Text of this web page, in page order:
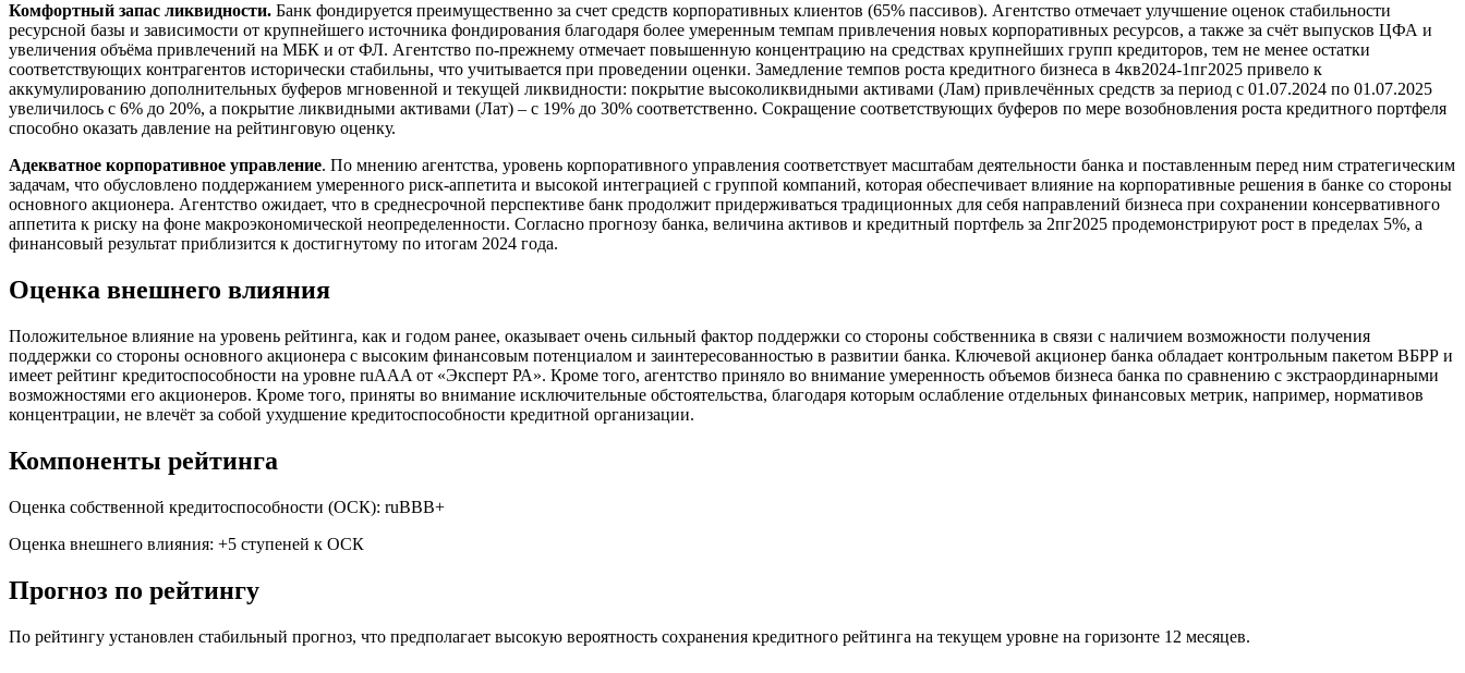
Комфортный запас ликвидности. Банк фондируется преимущественно за счет средств корпоративных клиентов (65% пассивов). Агентство отмечает улучшение оценок стабильности
ресурсной базы и зависимости от крупнейшего источника фондирования благодаря более умеренным темпам привлечения новых корпоративных ресурсов, а также за счёт выпусков ЦФА и
увеличения объёма привлечений на МБК и от ФЛ. Агентство по-прежнему отмечает повышенную концентрацию на средствах крупнейших групп кредиторов, тем не менее остатки
соответствующих контрагентов исторически стабильны, что учитывается при проведении оценки. Замедление темпов роста кредитного бизнеса в 4кв2024-1пг2025 привело к
аккумулированию дополнительных буферов мгновенной и текущей ликвидности: покрытие высоколиквидными активами (Лам) привлечённых средств за период с 01.07.2024 по 01.07.2025
увеличилось с 6% до 20%, а покрытие ликвидными активами (Лат) – с 19% до 30% соответственно. Сокращение соответствующих буферов по мере возобновления роста кредитного портфеля
способно оказать давление на рейтинговую оценку.
Адекватное корпоративное управление. По мнению агентства, уровень корпоративного управления соответствует масштабам деятельности банка и поставленным перед ним стратегическим
задачам, что обусловлено поддержанием умеренного риск-аппетита и высокой интеграцией с группой компаний, которая обеспечивает влияние на корпоративные решения в банке со стороны
основного акционера. Агентство ожидает, что в среднесрочной перспективе банк продолжит придерживаться традиционных для себя направлений бизнеса при сохранении консервативного
аппетита к риску на фоне макроэкономической неопределенности. Согласно прогнозу банка, величина активов и кредитный портфель за 2пг2025 продемонстрируют рост в пределах 5%, а
финансовый результат приблизится к достигнутому по итогам 2024 года.
Оценка внешнего влияния
Положительное влияние на уровень рейтинга, как и годом ранее, оказывает очень сильный фактор поддержки со стороны собственника в связи с наличием возможности получения
поддержки со стороны основного акционера с высоким финансовым потенциалом и заинтересованностью в развитии банка. Ключевой акционер банка обладает контрольным пакетом ВБРР и
имеет рейтинг кредитоспособности на уровне ruAAA от «Эксперт РА». Кроме того, агентство приняло во внимание умеренность объемов бизнеса банка по сравнению с экстраординарными
возможностями его акционеров. Кроме того, приняты во внимание исключительные обстоятельства, благодаря которым ослабление отдельных финансовых метрик, например, нормативов
концентрации, не влечёт за собой ухудшение кредитоспособности кредитной организации.
Компоненты рейтинга
Оценка собственной кредитоспособности (ОСК): ruBBB+
Оценка внешнего влияния: +5 ступеней к ОСК
Прогноз по рейтингу
По рейтингу установлен стабильный прогноз, что предполагает высокую вероятность сохранения кредитного рейтинга на текущем уровне на горизонте 12 месяцев.